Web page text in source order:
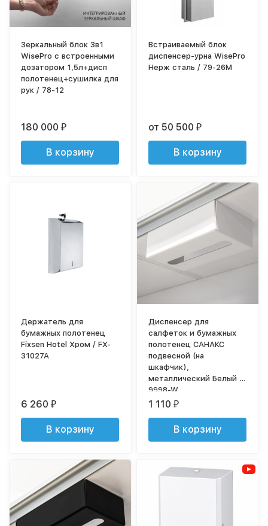
Зеркальный блок 3в1
WisePro с встроенными
дозатором 1,5л+дисп
полотенец+сушилка для
рук / 78-12
180 000₽
В корзину
Встраиваемый блок
диспенсер-урна WisePro
Нерж сталь / 79-26M
от 50 500₽
В корзину
Держатель для
бумажных полотенец
Fixsen Hotel Хром / FX-
31027A
6 260₽
В корзину
Диспенсер для
салфеток и бумажных
полотенец САНАКС
подвесной (на
шкафчик),
металлический Белый /
9998-W
1 110₽
В корзину